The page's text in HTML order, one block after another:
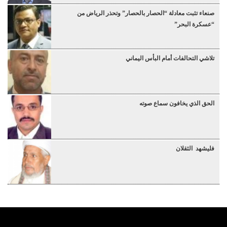
صنعاء تثبت معادلة “الحصار بالحصار” وتحذر الرياض من
“عسكرة البحر”
تلاشي التحالفات أمام البأس اليماني
الحق الذي يخافون سماع صوته
فليشهد الثقلان